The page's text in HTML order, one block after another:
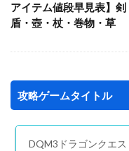
アイテム値段早見表】剣
盾・壺・杖・巻物・草
攻略ゲームタイトル
DQM3ドラゴンクエス